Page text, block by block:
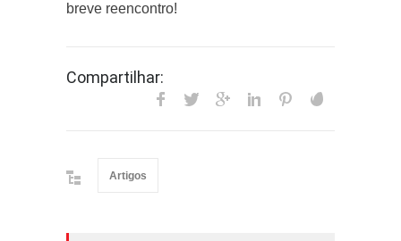
breve reencontro!
Compartilhar:
Artigos